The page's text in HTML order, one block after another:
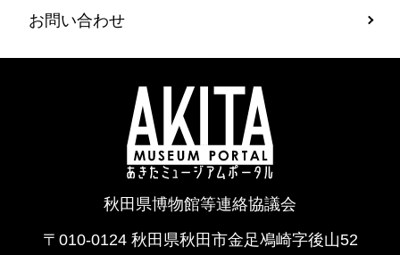
お問い合わせ
秋田県博物館等連絡協議会
〒010-0124 秋田県秋田市金足鳰崎字後山52